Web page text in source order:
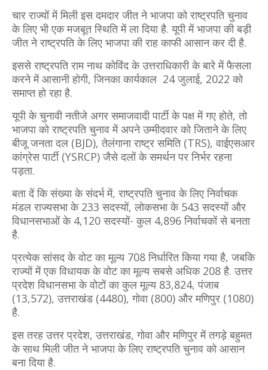
चार राज्‍यों में मिली इस दमदार जीत ने भाजपा को राष्‍ट्रपति चुनाव
के लिए भी एक मजबूत स्थिति में ला दिया है. यूपी में भाजपा की बड़ी
जीत ने राष्ट्रपति के लिए भाजपा की राह काफी आसान कर दी है.
इससे राष्ट्रपति राम नाथ कोविंद के उत्तराधिकारी के बारे में फैसला
करने में आसानी होगी,‍ जिनका कार्यकाल 24 जुलाई, 2022 को
समाप्‍त हो रहा है.
यूपी के चुनावी नतीजे अगर समाजवादी पार्टी के पक्ष में गए होते, तो
भाजपा को राष्‍ट्रपति चुनाव में अपने उम्‍मीदवार को जिताने के लिए
बीजू जनता दल (BJD), तेलंगाना राष्ट्र समिति (TRS), वाईएसआर
कांग्रेस पार्टी (YSRCP) जैसे दलों के समर्थन पर निर्भर रहना
पड़ता.
बता दें कि संख्या के संदर्भ में, राष्ट्रपति चुनाव के लिए निर्वाचक
मंडल राज्यसभा के 233 सदस्यों, लोकसभा के 543 सदस्यों और
विधानसभाओं के 4,120 सदस्यों- कुल 4,896 निर्वाचकों से बनता
है.
प्रत्येक सांसद के वोट का मूल्य 708 निर्धारित किया गया है, जबकि
राज्यों में एक विधायक के वोट का मूल्य सबसे अधिक 208 है. उत्तर
प्रदेश विधानसभा के वोटों का कुल मूल्य 83,824, पंजाब
(13,572), उत्तराखंड (4480), गोवा (800) और मणिपुर (1080)
है.
इस तरह उत्तर प्रदेश, उत्तराखंड, गोवा और मणिपुर में तगड़े बहुमत
के साथ मिली जीत ने भाजपा के लिए राष्ट्रपति चुनाव को आसान
बना दिया है.